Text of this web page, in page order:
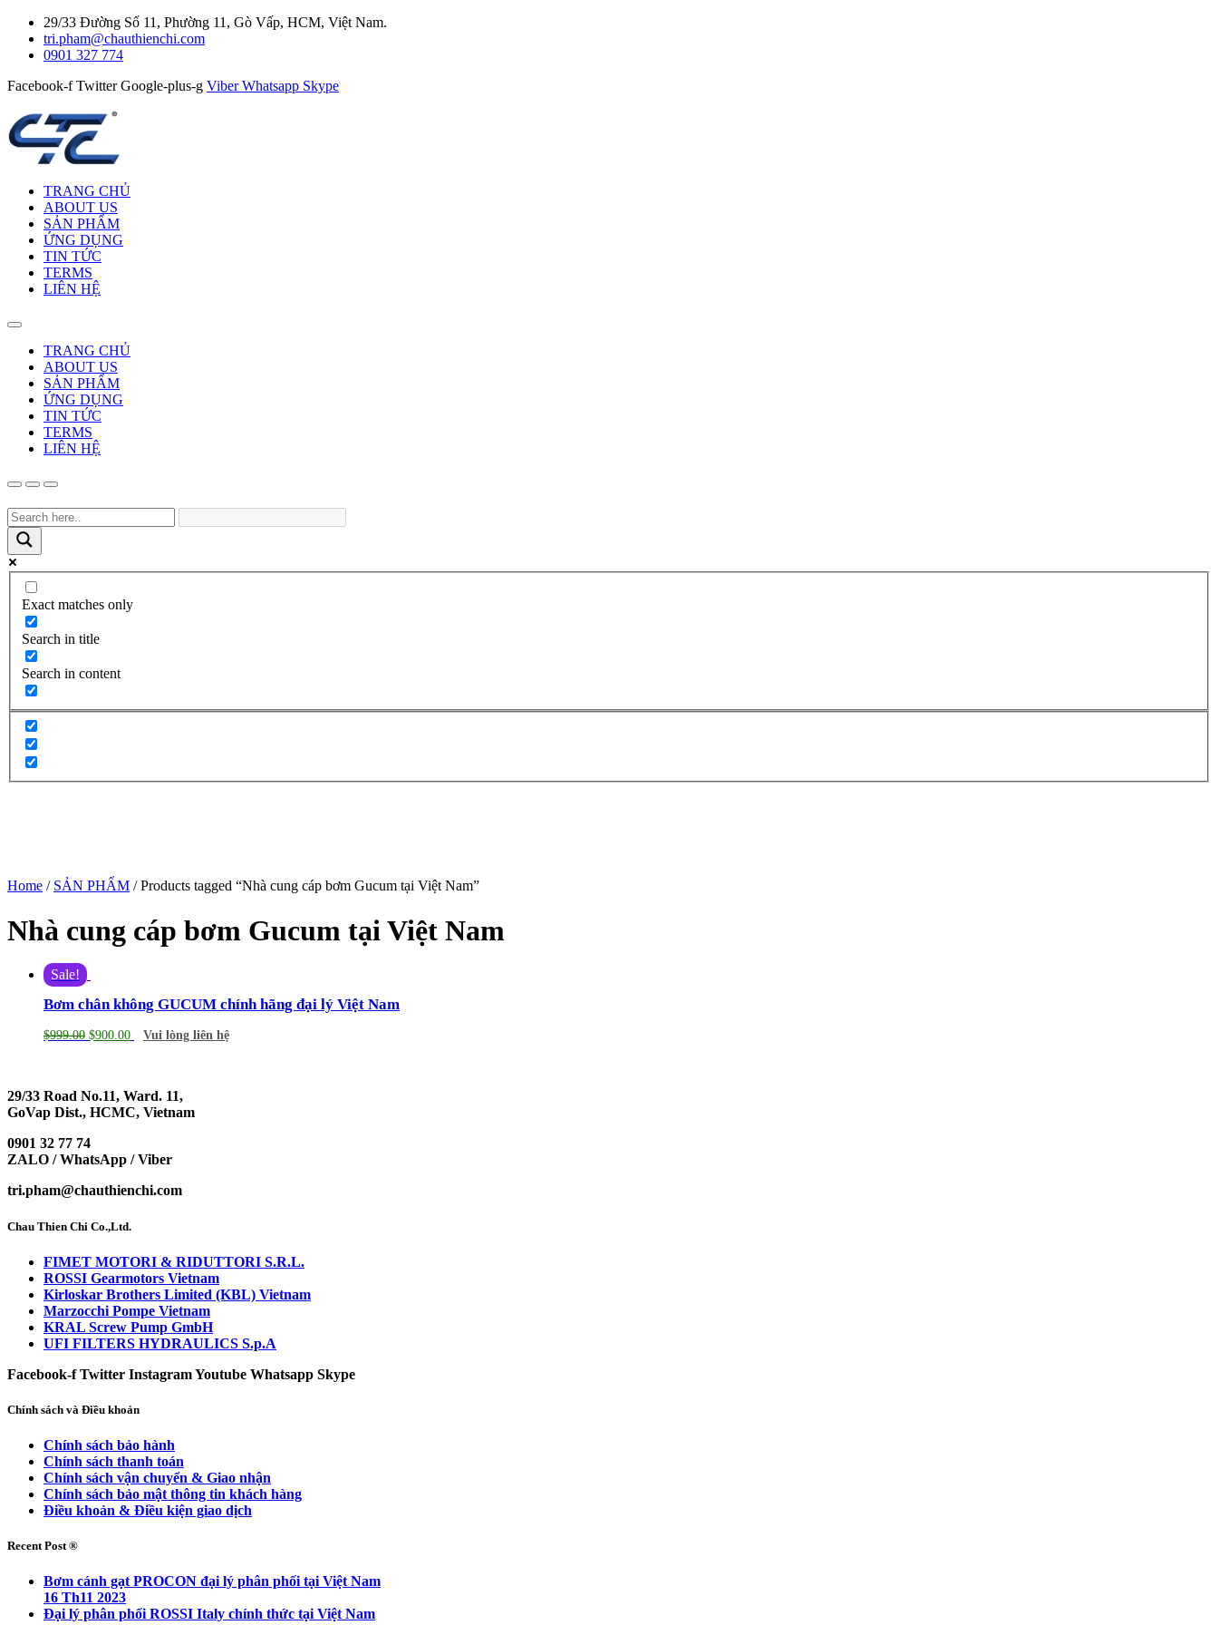
29/33 Đường Số 11, Phường 11, Gò Vấp, HCM, Việt Nam.
tri.pham@chauthienchi.com
0901 327 774
Facebook-f Twitter Google-plus-g Viber Whatsapp Skype
TRANG CHỦ
ABOUT US
SẢN PHẨM
ỨNG DỤNG
TIN TỨC
TERMS
LIÊN HỆ
TRANG CHỦ
ABOUT US
SẢN PHẨM
ỨNG DỤNG
TIN TỨC
TERMS
LIÊN HỆ
Exact matches only
Search in title
Search in content
Home / SẢN PHẨM / Products tagged “Nhà cung cáp bơm Gucum tại Việt Nam”
Nhà cung cáp bơm Gucum tại Việt Nam
Sale!
Bơm chân không GUCUM chính hãng đại lý Việt Nam
$999.00 $900.00 Vui lòng liên hệ
29/33 Road No.11, Ward. 11,
GoVap Dist., HCMC, Vietnam
0901 32 77 74
ZALO / WhatsApp / Viber
tri.pham@chauthienchi.com
Chau Thien Chi Co.,Ltd.
FIMET MOTORI & RIDUTTORI S.R.L.
ROSSI Gearmotors Vietnam
Kirloskar Brothers Limited (KBL) Vietnam
Marzocchi Pompe Vietnam
KRAL Screw Pump GmbH
UFI FILTERS HYDRAULICS S.p.A
Facebook-f Twitter InstagramYoutube Whatsapp Skype
Chính sách và Điều khoản
Chính sách bảo hành
Chính sách thanh toán
Chính sách vận chuyển & Giao nhận
Chính sách bảo mật thông tin khách hàng
Điều khoản & Điều kiện giao dịch
Recent Post ®
Bơm cánh gạt PROCON đại lý phân phối tại Việt Nam
16 Th11 2023
Đại lý phân phối ROSSI Italy chính thức tại Việt Nam